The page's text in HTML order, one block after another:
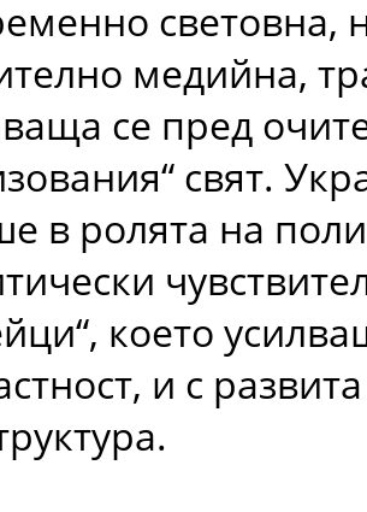
световна,
медийна,
се пред
свят.
в ролята на
което
и с